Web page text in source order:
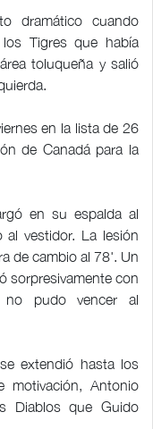
dramático cuando
Tigres que había
toluqueña y salió
en la lista de 26
de Canadá para la
en su espalda al
al vestidor. La lesión
de cambio al 78'. Un
sorpresivamente con
pudo vencer al
extendió hasta los
motivación, Antonio
Diablos que Guido